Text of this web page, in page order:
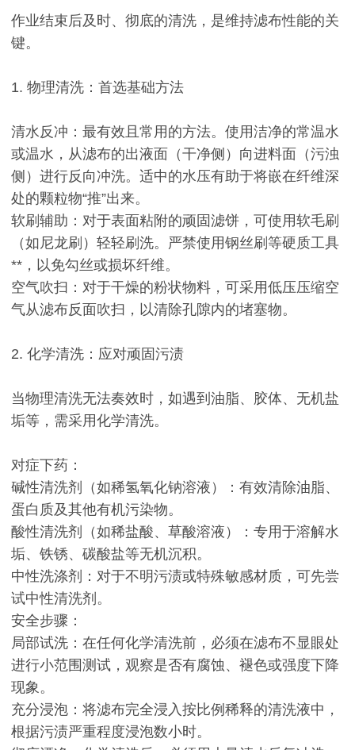
作业结束后及时、彻底的清洗，是维持滤布性能的关
键。
1. 物理清洗：首选基础方法
清水反冲：最有效且常用的方法。使用洁净的常温水
或温水，从滤布的出液面（干净侧）向进料面（污浊
侧）进行反向冲洗。适中的水压有助于将嵌在纤维深
处的颗粒物“推”出来。
软刷辅助：对于表面粘附的顽固滤饼，可使用软毛刷
（如尼龙刷）轻轻刷洗。严禁使用钢丝刷等硬质工具
**，以免勾丝或损坏纤维。
空气吹扫：对于干燥的粉状物料，可采用低压压缩空
气从滤布反面吹扫，以清除孔隙内的堵塞物。
2. 化学清洗：应对顽固污渍
当物理清洗无法奏效时，如遇到油脂、胶体、无机盐
垢等，需采用化学清洗。
对症下药：
碱性清洗剂（如稀氢氧化钠溶液）：有效清除油脂、
蛋白质及其他有机污染物。
酸性清洗剂（如稀盐酸、草酸溶液）：专用于溶解水
垢、铁锈、碳酸盐等无机沉积。
中性洗涤剂：对于不明污渍或特殊敏感材质，可先尝
试中性清洗剂。
安全步骤：
局部试洗：在任何化学清洗前，必须在滤布不显眼处
进行小范围测试，观察是否有腐蚀、褪色或强度下降
现象。
充分浸泡：将滤布完全浸入按比例稀释的清洗液中，
根据污渍严重程度浸泡数小时。